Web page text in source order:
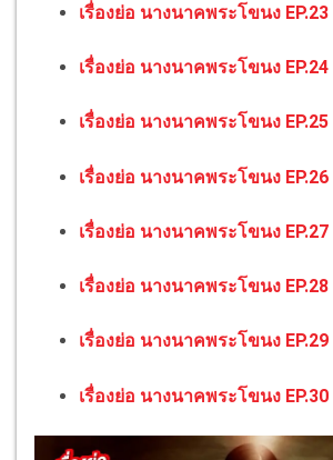
เรื่องย่อ นางนาคพระโขนง EP.23
เรื่องย่อ นางนาคพระโขนง EP.24
เรื่องย่อ นางนาคพระโขนง EP.25
เรื่องย่อ นางนาคพระโขนง EP.26
เรื่องย่อ นางนาคพระโขนง EP.27
เรื่องย่อ นางนาคพระโขนง EP.28
เรื่องย่อ นางนาคพระโขนง EP.29
เรื่องย่อ นางนาคพระโขนง EP.30